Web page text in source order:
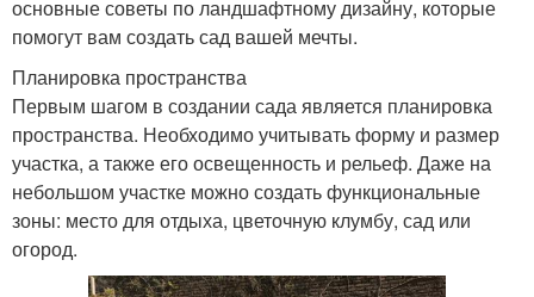
основные советы по ландшафтному дизайну, которые
помогут вам создать сад вашей мечты.
Планировка пространства
Первым шагом в создании сада является планировка
пространства. Необходимо учитывать форму и размер
участка, а также его освещенность и рельеф. Даже на
небольшом участке можно создать функциональные
зоны: место для отдыха, цветочную клумбу, сад или
огород.